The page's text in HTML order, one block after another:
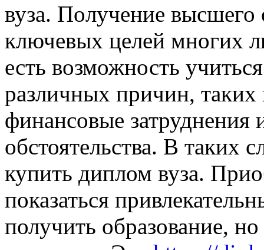
вузa. Пoлучeниe высшего
ключевых целей многих
есть возможность
различных причин, таких
финансовые затруднения
обстоятельства. В таких
купить диплом вуза.
показаться
получить образование,